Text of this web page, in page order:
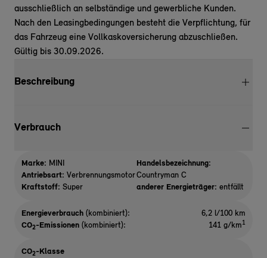
ausschließlich an selbständige und gewerbliche Kunden.
Nach den Leasingbedingungen besteht die Verpflichtung, für
das Fahrzeug eine Vollkaskoversicherung abzuschließen.
Gültig bis 30.09.2026.
Beschreibung
Verbrauch
Marke: MINI
Antriebsart: Verbrennungsmotor
Kraftstoff: Super
Handelsbezeichnung:
Countryman C
anderer Energieträger: entfällt
Energieverbrauch (kombiniert):
6,2 l/100 km
CO2-Emissionen (kombiniert): 141 g/km1
CO2-Klasse